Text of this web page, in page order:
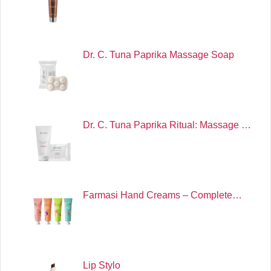
Dr. C. Tuna Paprika Massage Soap
Dr. C. Tuna Paprika Ritual: Massage …
Farmasi Hand Creams – Complete…
Lip Stylo